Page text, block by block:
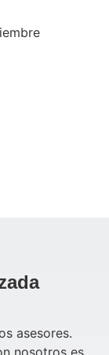
asesores.
nosotros es